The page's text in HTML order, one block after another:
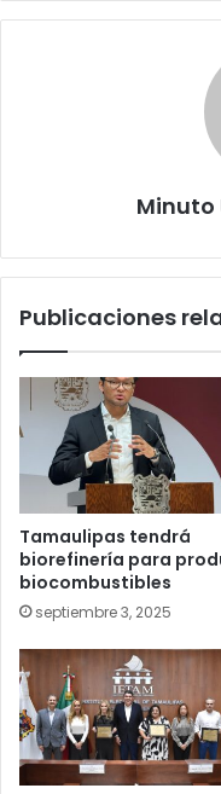
Minuto
Publicaciones
Tamaulipas tendrá
biorefinería para
biocombustibles
septiembre 3, 2025